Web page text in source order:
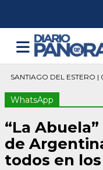
SANTIAGO DEL ESTERO |
WhatsApp
“La
de
todos en